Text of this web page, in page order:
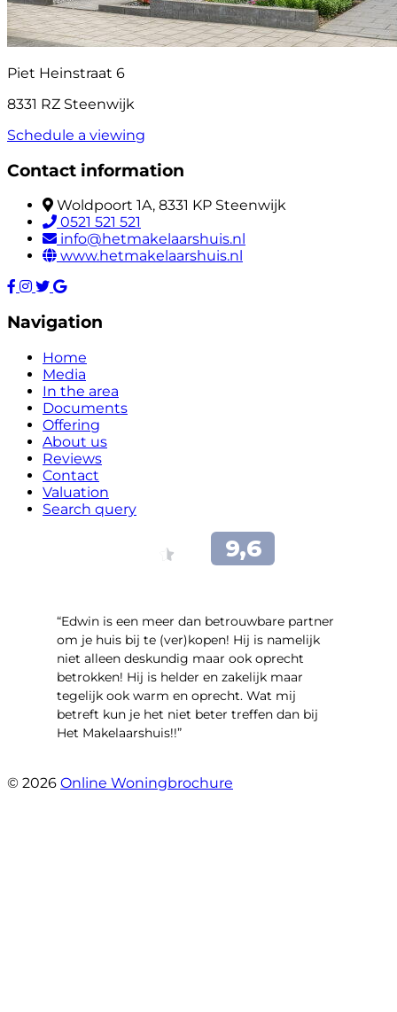
Piet Heinstraat 6
8331 RZ Steenwijk
Schedule a viewing
Contact information
Woldpoort 1A, 8331 KP Steenwijk
0521 521 521
info@hetmakelaarshuis.nl
www.hetmakelaarshuis.nl
Navigation
Home
Media
In the area
Documents
Offering
About us
Reviews
Contact
Valuation
Search query
“Edwin is een meer dan betrouwbare partner
om je huis bij te (ver)kopen! Hij is namelijk
niet alleen deskundig maar ook oprecht
betrokken! Hij is helder en zakelijk maar
tegelijk ook warm en oprecht. Wat mij
betreft kun je het niet beter treffen dan bij
Het Makelaarshuis!!”
© 2026 Online Woningbrochure